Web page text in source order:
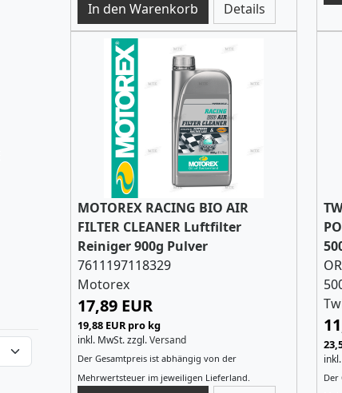
Details
MOTOREX RACING BIO AIR
FILTER CLEANER Luftfilter
Reiniger 900g Pulver
7611197118329
Motorex
17,89 EUR
19,88 EUR pro kg
inkl. MwSt.zzgl.Versand
Der Gesamtpreis ist abhängig von der
Mehrwertsteuer im jeweiligen Lieferland.
Der